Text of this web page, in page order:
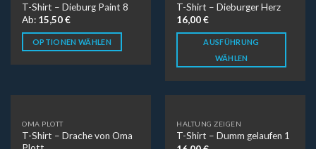
T-Shirt – Dieburg Paint 8
Ab: 15,50€
OPTIONEN WÄHLEN
T-Shirt – Dieburger Herz
16,00€
AUSFÜHRUNG
WÄHLEN
OMA PLOTT
T-Shirt – Drache von Oma
HALTUNG ZEIGEN
T-Shirt – Dumm gelaufen 1